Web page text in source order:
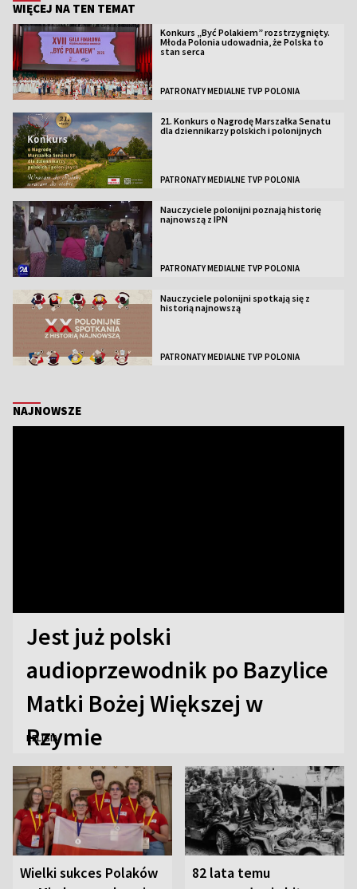
WIĘCEJ NA TEN TEMAT
Konkurs „Być Polakiem” rozstrzygnięty.
Młoda Polonia udowadnia, że Polska to
stan serca
PATRONATY MEDIALNE TVP POLONIA
21. Konkurs o Nagrodę Marszałka Senatu
dla dziennikarzy polskich i polonijnych
PATRONATY MEDIALNE TVP POLONIA
Nauczyciele polonijni poznają historię
najnowszą z IPN
PATRONATY MEDIALNE TVP POLONIA
Nauczyciele polonijni spotkają się z
historią najnowszą
PATRONATY MEDIALNE TVP POLONIA
NAJNOWSZE
Jest już polski
audioprzewodnik po Bazylice
Matki Bożej Większej w
Rzymie
RELIGIA
Wielki sukces Polaków
82 lata temu